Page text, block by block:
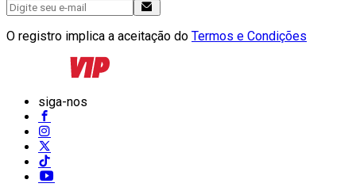
O registro implica a aceitação do Termos e Condições
siga-nos